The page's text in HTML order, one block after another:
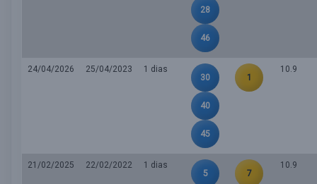
28
46
24/04/2026 25/04/2023
1 dias
30
40
45
1
10.9
21/02/2025 22/02/2022
1 dias
5
7
10.9